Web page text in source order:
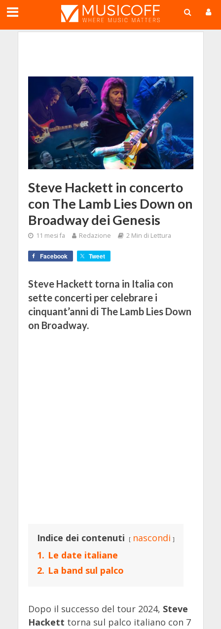
Steve Hackett in concerto
con The Lamb Lies Down on
Broadway dei Genesis
11 mesi fa Redazione 2 Min di Lettura
Facebook Tweet
Steve Hackett torna in Italia con
sette concerti per celebrare i
cinquant’anni di The Lamb Lies Down
on Broadway.
Indice dei contenuti
nascondi
1. Le date italiane
2. La band sul palco
Dopo il successo del tour 2024, Steve
Hackett torna sul palco italiano con 7